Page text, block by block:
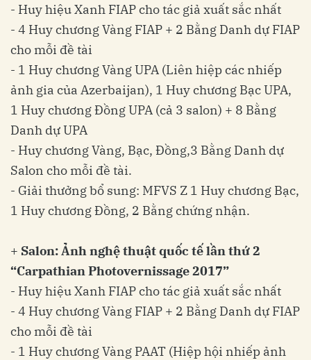
- Huy hiệu Xanh FIAP cho tác giả xuất sắc nhất
- 4 Huy chương Vàng FIAP + 2 Bằng Danh dự FIAP
cho mỗi đề tài
- 1 Huy chương Vàng UPA (Liên hiệp các nhiếp
ảnh gia của Azerbaijan), 1 Huy chương Bạc UPA,
1 Huy chương Đồng UPA (cả 3 salon) + 8 Bằng
Danh dự UPA
- Huy chương Vàng, Bạc, Đồng,3 Bằng Danh dự
Salon cho mỗi đề tài.
- Giải thưởng bổ sung: MFVS Z 1 Huy chương Bạc,
1 Huy chương Đồng, 2 Bằng chứng nhận.
+ Salon: Ảnh nghệ thuật quốc tế lần thứ 2
“Carpathian Photovernissage 2017”
- Huy hiệu Xanh FIAP cho tác giả xuất sắc nhất
- 4 Huy chương Vàng FIAP + 2 Bằng Danh dự FIAP
cho mỗi đề tài
- 1 Huy chương Vàng PAAT (Hiệp hội nhiếp ảnh